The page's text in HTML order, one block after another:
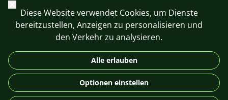
+420 603 449 602
DE
© 2026 For Aquarist
Schließen
Diese Website verwendet Cookies, um Dienste
bereitzustellen, Anzeigen zu personalisieren und
den Verkehr zu analysieren.
Alle erlauben
Optionen einstellen